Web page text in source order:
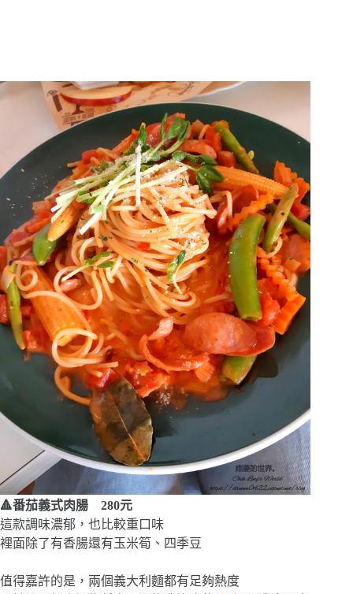
🔺番茄義式肉腸 280元
這款調味濃郁，也比較重口味
裡面除了有香腸還有玉米筍、四季豆
值得嘉許的是，兩個義大利麵都有足夠熱度